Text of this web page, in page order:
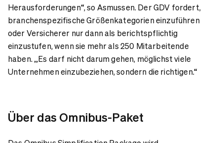
Herausforderungen“, so Asmussen. Der GDV fordert,
branchenspezifische Größenkategorien einzuführen
oder Versicherer nur dann als berichtspflichtig
einzustufen, wenn sie mehr als 250 Mitarbeitende
haben. „Es darf nicht darum gehen, möglichst viele
Unternehmen einzubeziehen, sondern die richtigen.“
Über das Omnibus-Paket